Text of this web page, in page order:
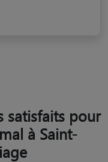
satisfaits pour
à Saint-